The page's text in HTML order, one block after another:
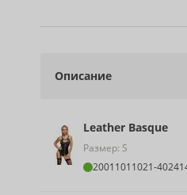
Описание
Leather Basque
Размер: S
20011011021-